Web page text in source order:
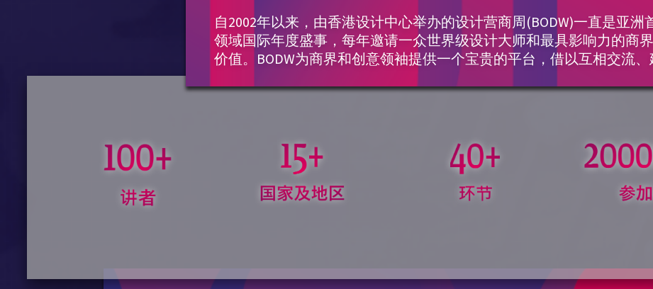
自2002年以来，由香港设计中心举办的设计营商周(BODW)一直是亚
领域国际年度盛事，每年邀请一众世界级设计大师和最具影响力的商
价值。BODW为商界和创意领袖提供一个宝贵的平台，借以互相交流、